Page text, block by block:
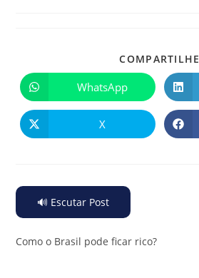
COMPARTILHE
WhatsApp
X
🔊 Escutar Post
Como o Brasil pode ficar rico?